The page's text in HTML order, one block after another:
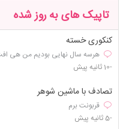
تاپیک های به روز شده
کنکوری خسته
هرسه سال نهایی بودیم من هی
-10 ثانیه پیش
تصادف با ماشین شوهر
قربونت برم
-5 ثانیه پیش